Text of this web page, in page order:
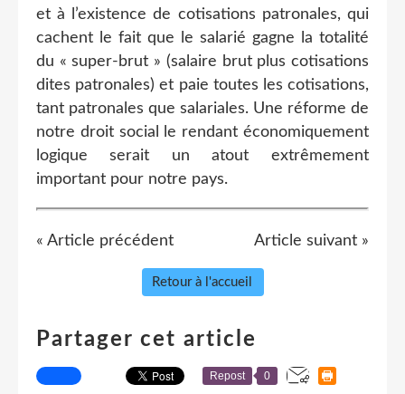
et à l’existence de cotisations patronales, qui
cachent le fait que le salarié gagne la totalité
du « super-brut » (salaire brut plus cotisations
dites patronales) et paie toutes les cotisations,
tant patronales que salariales. Une réforme de
notre droit social le rendant économiquement
logique serait un atout extrêmement
important pour notre pays.
« Article précédent Article suivant »
Retour à l'accueil
Partager cet article
Repost 0